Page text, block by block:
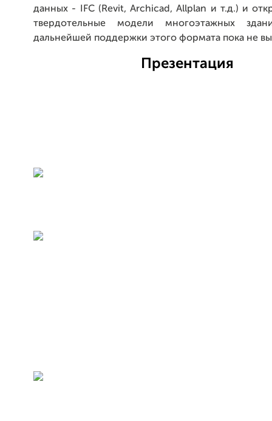
данных - IFC (Revit, Archicad, Allplan и т.д.) и
твердотельные модели многоэтажных
дальнейшей поддержки этого формата пока не
Презентация